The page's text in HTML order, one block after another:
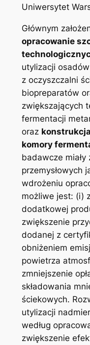
Uniwersytet
Głównym
opracowanie
utylizacji
z oczyszczalni
biopreparatów
zwiększających
fermentacji
oraz
komory
badawcze
przemysłowych
wdrożeniu
możliwe jest: (i)
dodatkowej
zwiększenie
dodanej z
obniżeniem
powietrza
zmniejszenie
składowania
ściekowych.
utylizacji
według
zwiększenie